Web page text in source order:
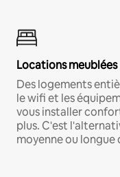
Locations meublées
Des logements
le wifi et les
vous installer
plus. C'est
moyenne ou longue